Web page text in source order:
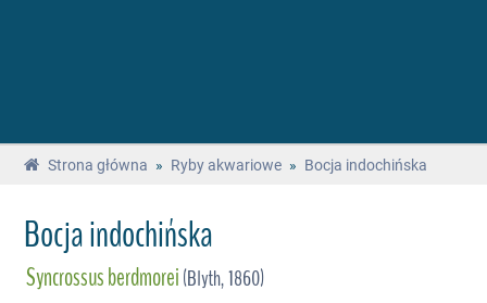
Strona główna » Ryby akwariowe » Bocja indochińska
Bocja indochińska
Syncrossus berdmorei(Blyth, 1860)